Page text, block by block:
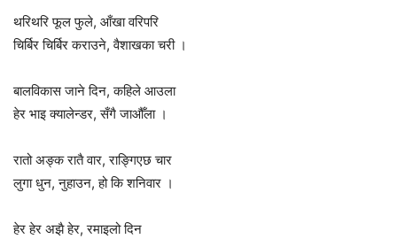
थरिथरि फूल फुले, आँखा वरिपरि
चिर्बिर चिर्बिर कराउने, वैशाखका चरी ।
बालविकास जाने दिन, कहिले आउला
हेर भाइ क्यालेन्डर, सँगै जाऔँला ।
रातो अङ्क रातै वार, राङ्गिएछ चार
लुगा धुन, नुहाउन, हो कि शनिवार ।
हेर हेर अझै हेर, रमाइलो दिन